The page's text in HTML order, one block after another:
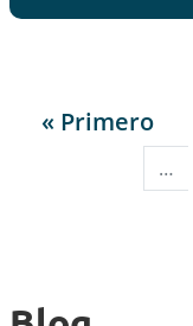
Primera
« Primero
…